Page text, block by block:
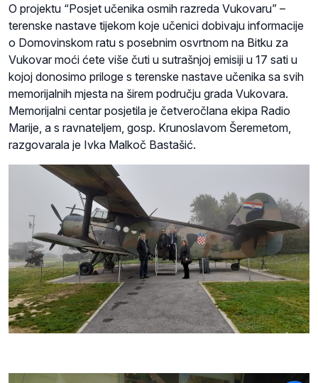
O projektu “Posjet učenika osmih razreda Vukovaru” –
terenske nastave tijekom koje učenici dobivaju informacije
o Domovinskom ratu s posebnim osvrtnom na Bitku za
Vukovar moći ćete više čuti u sutrašnjoj emisiji u 17 sati u
kojoj donosimo priloge s terenske nastave učenika sa svih
memorijalnih mjesta na širem području grada Vukovara.
Memorijalni centar posjetila je četveročlana ekipa Radio
Marije, a s ravnateljem, gosp. Krunoslavom Šeremetom,
razgovarala je Ivka Malkoč Bastašić.